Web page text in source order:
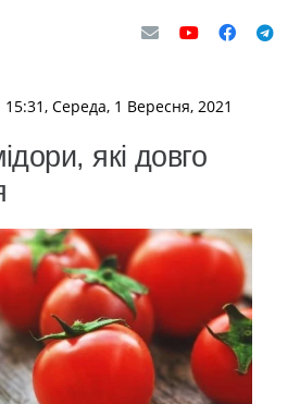
15:31, Середа, 1 Вересня, 2021
які довго